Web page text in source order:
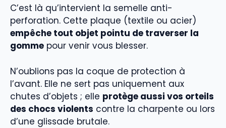
C’est là qu’intervient la semelle anti-
perforation. Cette plaque (textile ou acier)
empêche tout objet pointu de traverser la
gomme pour venir vous blesser.
N’oublions pas la coque de protection à
l’avant. Elle ne sert pas uniquement aux
chutes d’objets ; elle protège aussi vos orteils
des chocs violents contre la charpente ou lors
d’une glissade brutale.